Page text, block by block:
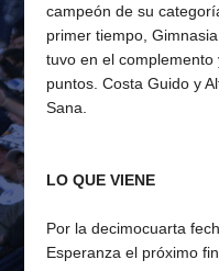
campeón de su
primer tiempo,
tuvo en el
puntos. Costa Guido y
Sana.
LO QUE VIENE
Por la decimocuarta
Esperanza el próximo